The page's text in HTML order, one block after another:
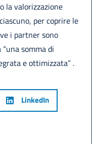
la valorizzazione
per coprire le
i partner sono
“una somma di
e ottimizzata” .
LinkedIn